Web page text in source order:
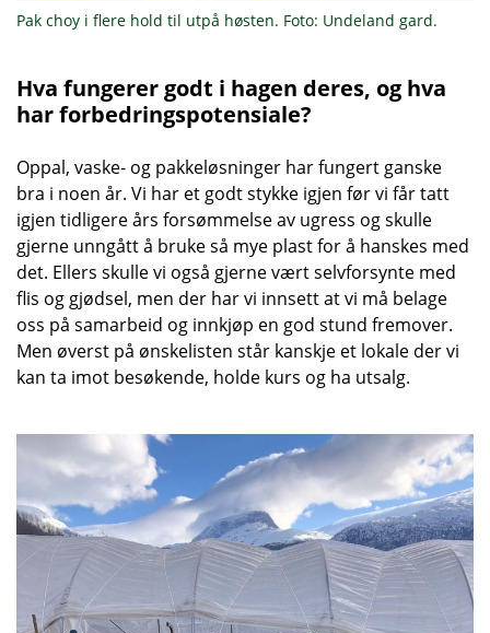
Pak choy i flere hold til utpå høsten. Foto: Undeland gard.
Hva fungerer godt i hagen deres, og hva
har forbedringspotensiale?
Oppal, vaske- og pakkeløsninger har fungert ganske
bra i noen år. Vi har et godt stykke igjen før vi får tatt
igjen tidligere års forsømmelse av ugress og skulle
gjerne unngått å bruke så mye plast for å hanskes med
det. Ellers skulle vi også gjerne vært selvforsynte med
flis og gjødsel, men der har vi innsett at vi må belage
oss på samarbeid og innkjøp en god stund fremover.
Men øverst på ønskelisten står kanskje et lokale der vi
kan ta imot besøkende, holde kurs og ha utsalg.